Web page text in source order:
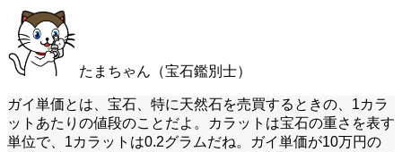
たまちゃん（宝石鑑別士）
ガイ単価とは、宝石、特に天然石を売買するときの、1カラ
ットあたりの値段のことだよ。カラットは宝石の重さを表す
単位で、1カラットは0.2グラムだね。ガイ単価が10万円の